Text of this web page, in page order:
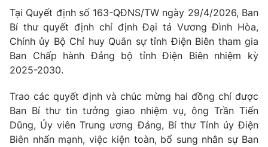
VTV Money VTV Thể thao
VTV Sức khoẻ Bất động sản
Thị trường 24h Tấm lòng Việt
VTV4 Vươn mình bằng AI
Tại Quyết định số 163-QĐNS/TW ngày 29/4/2026, Ban
Bí thư quyết định chỉ định Đại tá Vương Đình Hòa,
Chính ủy Bộ Chỉ huy Quân sự tỉnh Điện Biên tham gia
Ban Chấp hành Đảng bộ tỉnh Điện Biên nhiệm kỳ
2025-2030.
Trao các quyết định và chúc mừng hai đồng chí được
Ban Bí thư tin tưởng giao nhiệm vụ, ông Trần Tiến
Dũng, Ủy viên Trung ương Đảng, Bí thư Tỉnh ủy Điện
Biên nhấn mạnh, việc kiện toàn, bổ sung nhân sự Ban